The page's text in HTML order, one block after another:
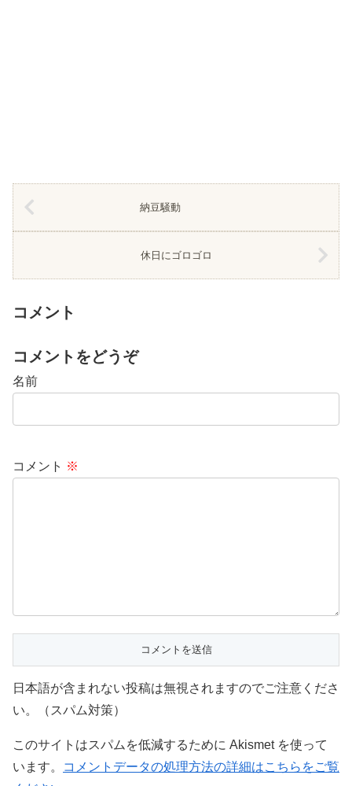
納豆騒動
休日にゴロゴロ
コメント
コメントをどうぞ
名前
コメント ※
日本語が含まれない投稿は無視されますのでご注意くださ
い。（スパム対策）
このサイトはスパムを低減するために Akismet を使って
います。
コメントデータの処理方法の詳細はこちらをご覧